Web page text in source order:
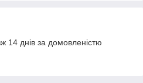
14 днів за домовленістю